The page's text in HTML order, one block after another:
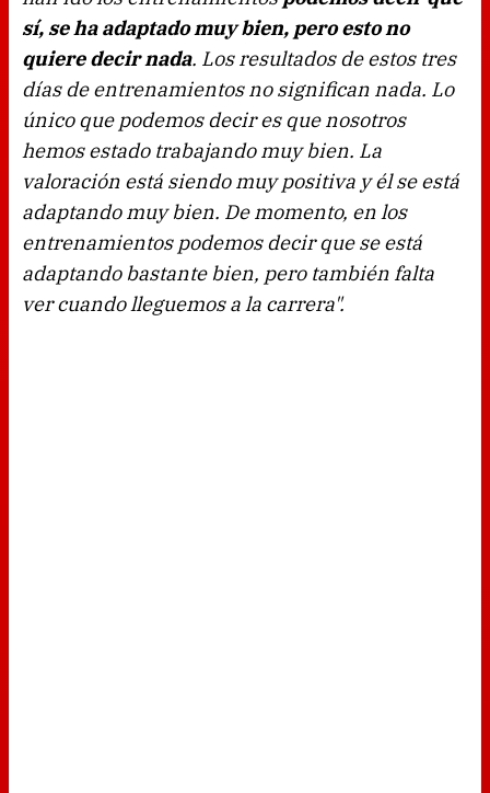
sí, se ha adaptado muy bien, pero esto no
quiere decir nada. Los resultados de estos tres
días de entrenamientos no significan nada. Lo
único que podemos decir es que nosotros
hemos estado trabajando muy bien. La
valoración está siendo muy positiva y él se está
adaptando muy bien. De momento, en los
entrenamientos podemos decir que se está
adaptando bastante bien, pero también falta
ver cuando lleguemos a la carrera".